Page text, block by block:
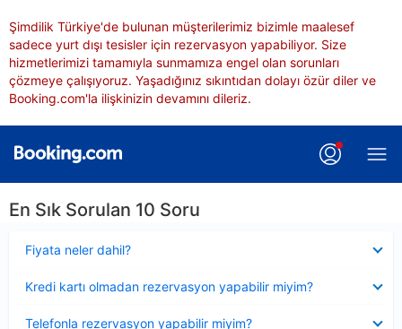
Şimdilik Türkiye'de bulunan müşterilerimiz bizimle maalesef
sadece yurt dışı tesisler için rezervasyon yapabiliyor. Size
hizmetlerimizi tamamıyla sunmamıza engel olan sorunları
çözmeye çalışıyoruz. Yaşadığınız sıkıntıdan dolayı özür diler ve
Booking.com'la ilişkinizin devamını dileriz.
En Sık Sorulan 10 Soru
Fiyata neler dahil?
Kredi kartı olmadan rezervasyon yapabilir miyim?
Telefonla rezervasyon yapabilir miyim?